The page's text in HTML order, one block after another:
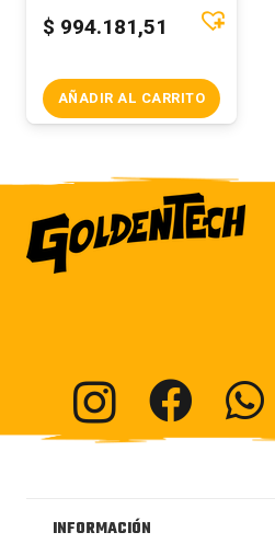
$ 994.181,51
AÑADIR AL CARRITO
INFORMACIÓN